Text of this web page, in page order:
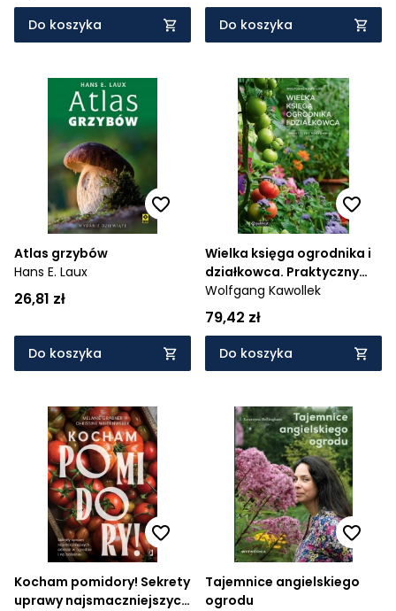
Do koszyka Do koszyka
Atlas grzybów
Hans E. Laux
26,81 zł
Do koszyka
Wielka księga ogrodnika i
działkowca. Praktyczny
poradnik
Wolfgang Kawollek
79,42 zł
Do koszyka
Kocham pomidory! Sekrety
uprawy najsmaczniejszych
Tajemnice angielskiego
ogrodu